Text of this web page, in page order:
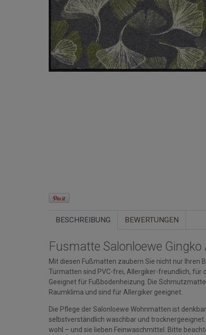
BESCHREIBUNG BEWERTUNGEN
Fusmatte Salonloewe
Mit diesen Fußmatten zaubern Sie nicht nur Ihren
Türmatten sind PVC-frei, Allergiker-freundlich, für
Geeignet für Fußbodenheizung. Die
Raumklima und sind für Allergiker geeignet.
Die Pflege der Salonloewe Wohnmatten ist
selbstverständlich waschbar und
wohl – und sie lieben Feinwaschmittel. Bitte